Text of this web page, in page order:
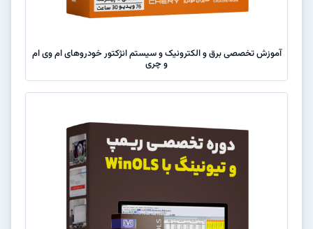
آموزش تخصصی برق و الکترونیک و سیستم انژکتور خودروهای ام وی ام
و چری